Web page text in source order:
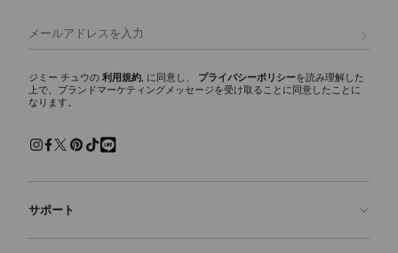
ジミー チュウの 利用規約, に同意し、 プライバシーポリシーを読み理解した
上で、ブランドマーケティングメッセージを受け取ることに同意したことに
なります。
サポート